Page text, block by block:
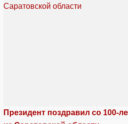
Президент поздравил со 100-